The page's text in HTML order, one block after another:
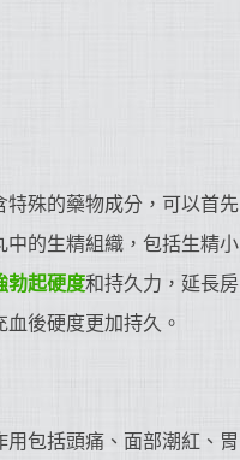
殊的藥物成分，可以首先
的生精組織，包括生精小
勃起硬度和持久力，延長房
後硬度更加持久。
包括頭痛、面部潮紅、胃